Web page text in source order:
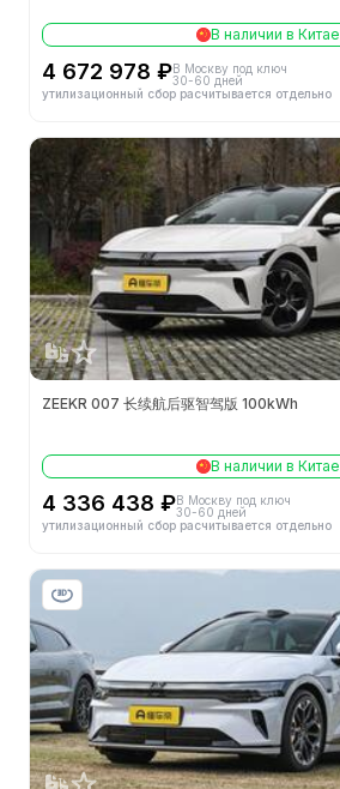
В наличии в Китае
4 672 978 ₽В Москву под ключ
30-60 дней
утилизационный сбор расчитывается отдельно
ZEEKR 007 长续航后驱智驾版 100kWh
В наличии в Китае
4 336 438 ₽В Москву под ключ
30-60 дней
утилизационный сбор расчитывается отдельно